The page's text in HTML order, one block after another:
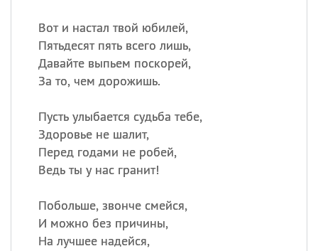
Вот и настал твой юбилей,
Пятьдесят пять всего лишь,
Давайте выпьем поскорей,
За то, чем дорожишь.
Пусть улыбается судьба тебе,
Здоровье не шалит,
Перед годами не робей,
Ведь ты у нас гранит!
Побольше, звонче смейся,
И можно без причины,
На лучшее надейся,
07.08
День ассирийских
мучеников
Национальный день
маяка
ИМЕНА
Сегодня празднуют именины